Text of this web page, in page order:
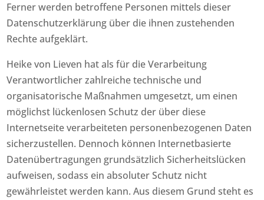
Ferner werden betroffene Personen mittels dieser
Datenschutzerklärung über die ihnen zustehenden
Rechte aufgeklärt.
Heike von Lieven hat als für die Verarbeitung
Verantwortlicher zahlreiche technische und
organisatorische Maßnahmen umgesetzt, um einen
möglichst lückenlosen Schutz der über diese
Internetseite verarbeiteten personenbezogenen Daten
sicherzustellen. Dennoch können Internetbasierte
Datenübertragungen grundsätzlich Sicherheitslücken
aufweisen, sodass ein absoluter Schutz nicht
gewährleistet werden kann. Aus diesem Grund steht es